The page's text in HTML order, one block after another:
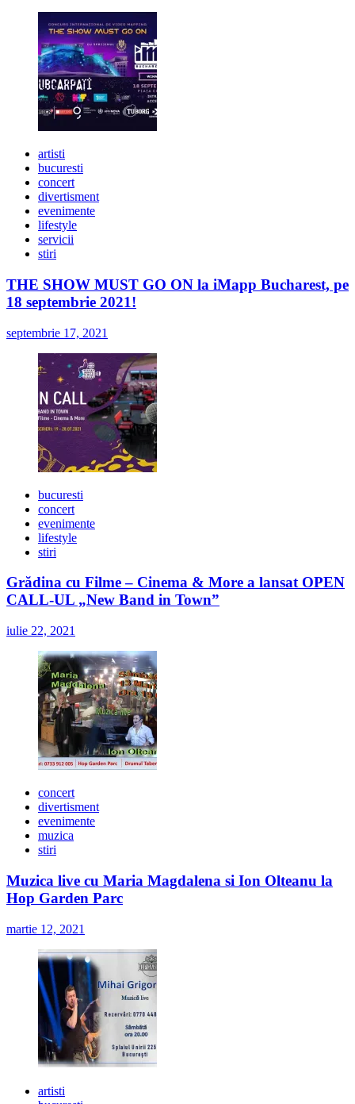
artisti
bucuresti
concert
divertisment
evenimente
lifestyle
servicii
stiri
THE SHOW MUST GO ON la iMapp Bucharest, pe
18 septembrie 2021!
septembrie 17, 2021
bucuresti
concert
evenimente
lifestyle
stiri
Grădina cu Filme – Cinema & More a lansat OPEN
CALL-UL „New Band in Town”
iulie 22, 2021
concert
divertisment
evenimente
muzica
stiri
Muzica live cu Maria Magdalena si Ion Olteanu la
Hop Garden Parc
martie 12, 2021
artisti